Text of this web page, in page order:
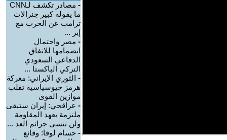
-
مصادر تكشف لـCNN
ما يقوله كبير جنرالات
ترامب عن الحرب مع
إير ...
- مصر واحتمال
انضمامها للاتفاق
الدفاعي السعودي
التركي الباكستا ...
- الثوري الإيراني: معركة
هرمز جيوسياسية تقلب
موازين القوى
- عراقجي: إيران ستبقى
ملتزمة بعهد المقاومة
ولن تنسى جرائم العد ...
- حسام لوقا: وقائع